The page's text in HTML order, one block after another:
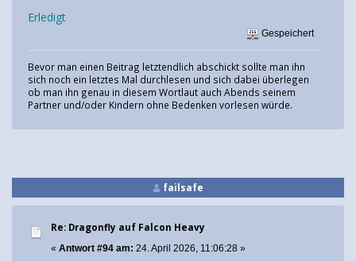
Erledigt
Gespeichert
Bevor man einen Beitrag letztendlich abschickt sollte man ihn
sich noch ein letztes Mal durchlesen und sich dabei überlegen
ob man ihn genau in diesem Wortlaut auch Abends seinem
Partner und/oder Kindern ohne Bedenken vorlesen würde.
failsafe
Re: Dragonfly auf Falcon Heavy
« Antwort #94 am: 24. April 2026, 11:06:28 »